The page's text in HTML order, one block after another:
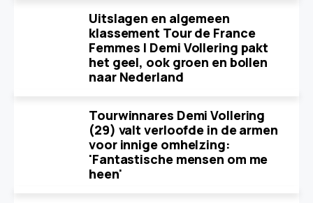
Uitslagen en algemeen
klassement Tour de France
Femmes | Demi Vollering pakt
het geel, ook groen en bollen
naar Nederland
Tourwinnares Demi Vollering
(29) valt verloofde in de armen
voor innige omhelzing:
'Fantastische mensen om me
heen'